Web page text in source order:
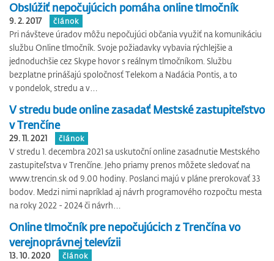
Obslúžiť nepočujúcich pomáha online tlmočník
9. 2. 2017 článok
Pri návšteve úradov môžu nepočujúci občania využiť na komunikáciu
službu Online tlmočník. Svoje požiadavky vybavia rýchlejšie a
jednoduchšie cez Skype hovor s reálnym tlmočníkom. Službu
bezplatne prinášajú spoločnosť Telekom a Nadácia Pontis, a to
v pondelok, stredu a v…
V stredu bude online zasadať Mestské zastupiteľstvo
v Trenčíne
29. 11. 2021 článok
V stredu 1. decembra 2021 sa uskutoční online zasadnutie Mestského
zastupiteľstva v Trenčíne. Jeho priamy prenos môžete sledovať na
www.trencin.sk od 9.00 hodiny. Poslanci majú v pláne prerokovať 33
bodov. Medzi nimi napríklad aj návrh programového rozpočtu mesta
na roky 2022 - 2024 či návrh…
Online tlmočník pre nepočujúcich z Trenčína vo
verejnoprávnej televízii
13. 10. 2020 článok